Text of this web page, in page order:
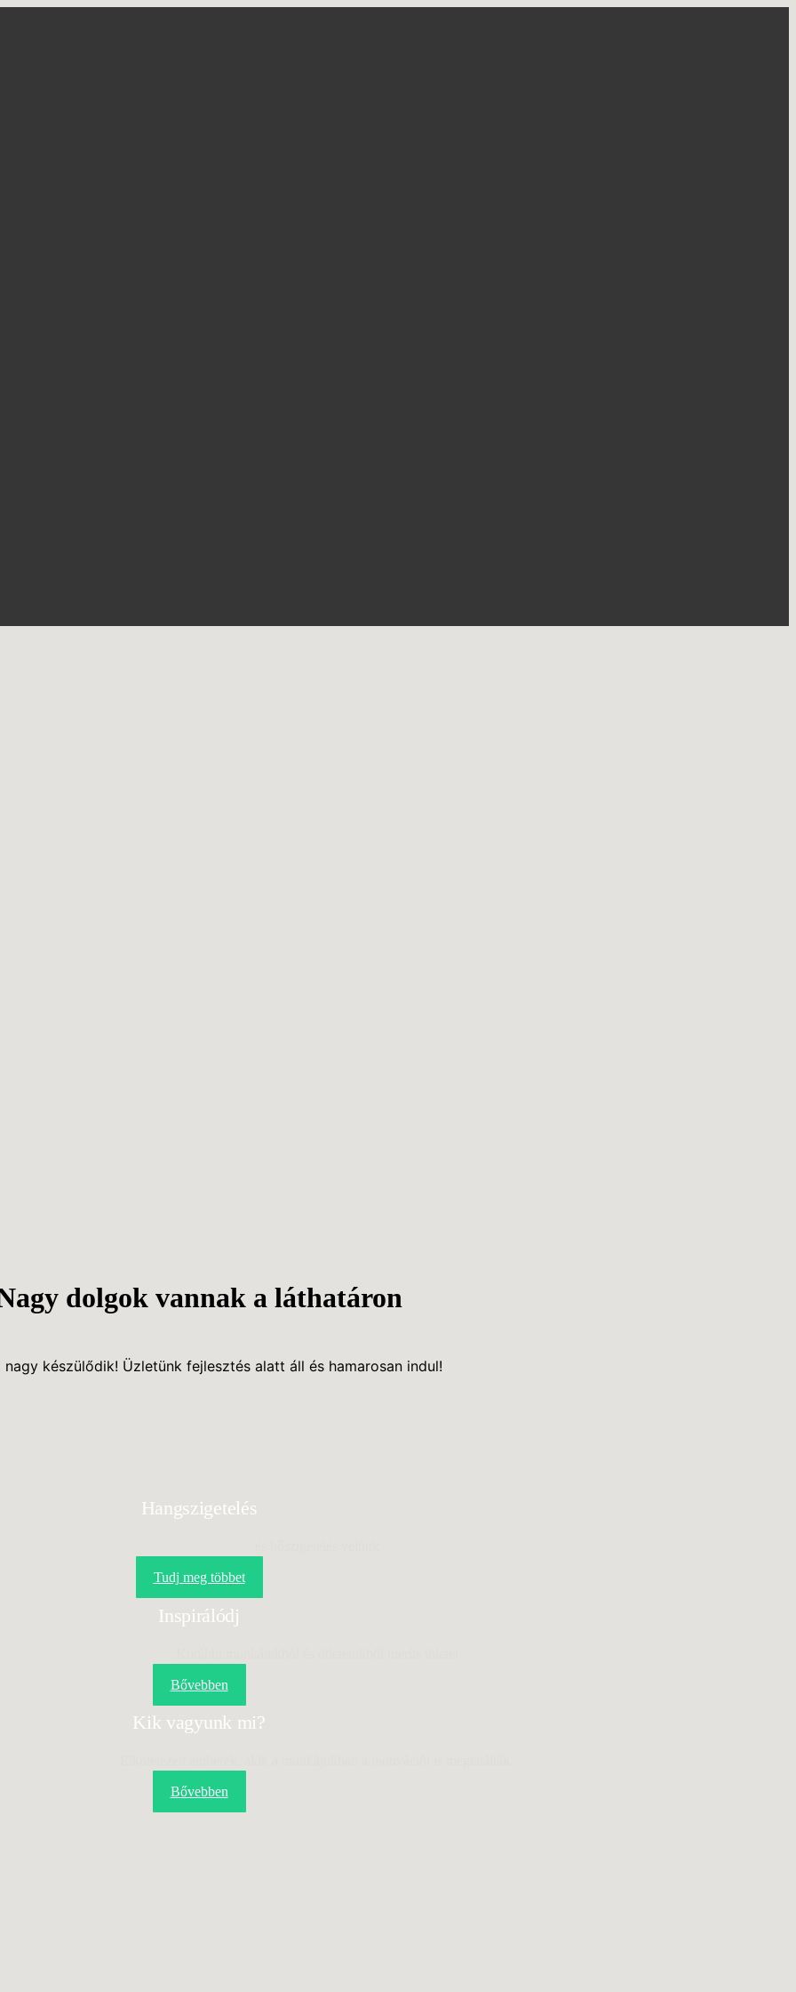
dolgok vannak a láthatáron
nagy készülődik! Üzletünk fejlesztés alatt áll és hamarosan indul!
Hangszigetelés
Tudj meg többet
Inspirálódj
Bővebben
Kik vagyunk mi?
Bővebben